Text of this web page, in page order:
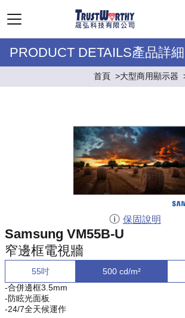
PRODUCT DETAILS產品詳細
首頁 大型商用顯示器
保固說明
Samsung VM55B-U
窄邊框電視牆
55吋 500 cd/m²
-合併邊框3.5mm
-防眩光面板
-24/7全天候運作